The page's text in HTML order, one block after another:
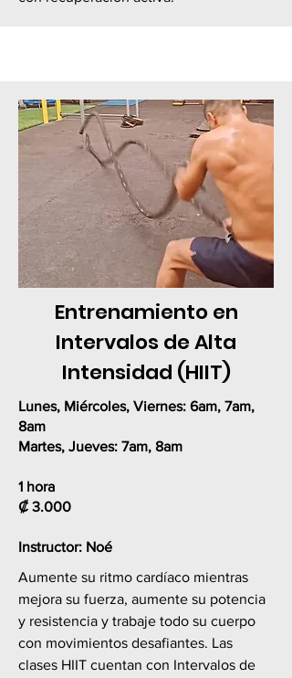
Entrenamiento en
Intervalos de Alta
Intensidad (HIIT)
Lunes, Miércoles, Viernes: 6am, 7am,
8am
Martes, Jueves: 7am, 8am
1 hora
₡ 3.000
Instructor: Noé
Aumente su ritmo cardíaco mientras
mejora su fuerza, aumente su potencia
y resistencia y trabaje todo su cuerpo
con movimientos desafiantes. Las
clases HIIT cuentan con Intervalos de